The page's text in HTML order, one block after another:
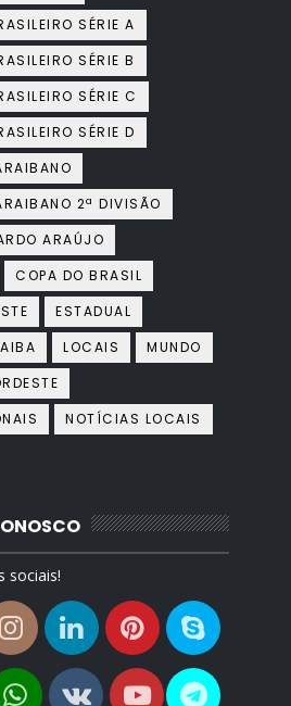
SÉRIE A
SÉRIE B
SÉRIE C
SÉRIE D
2ª DIVISÃO
ARAÚJO
COPA DO BRASIL
ESTADUAL
LOCAIS
MUNDO
NOTÍCIAS LOCAIS
sociais!